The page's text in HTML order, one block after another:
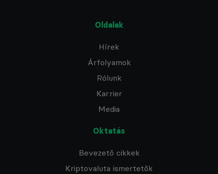
Oldalak
Hírek
Árfolyamok
Rólunk
Karrier
Media
Oktatás
Bevezető cikkek
Kriptovaluta ismertetők